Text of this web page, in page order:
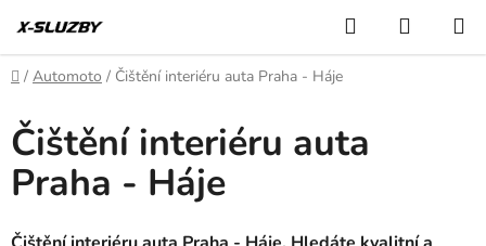
na
obsah
Hledat
KOŠÍK
Domů
/ Automoto / Čištění interiéru auta Praha - Háje
Čištění interiéru auta
Praha - Háje